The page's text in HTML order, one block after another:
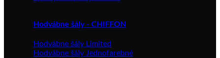
Hodvábne šály - CHIFFON
Hodvábne šály Limited
Hodvábne šály Jednofarebné